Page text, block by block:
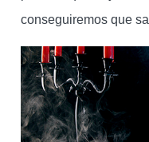
conseguiremos que